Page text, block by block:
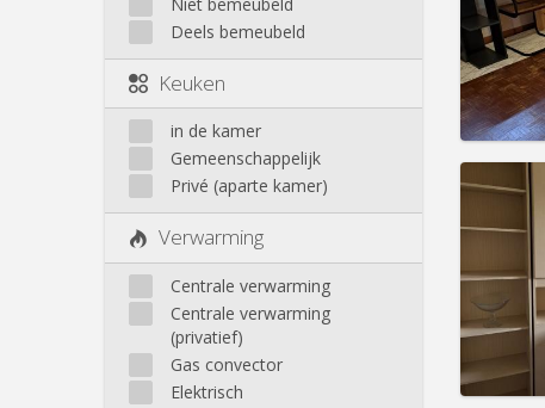
Deels bemeubeld
Keuken
in de kamer
Gemeenschappelijk
Privé (aparte kamer)
Verwarming
Centrale verwarming
Centrale verwarming
(privatief)
Gas convector
Elektrisch
Huur:
Kosten:
Duur:
Huur:
Kosten:
Duur:12